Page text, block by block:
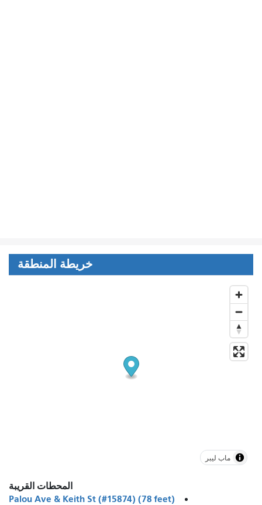
خريطة المنطقة
ماب ليبر
المحطات القريبة
Palou Ave & Keith St (#15874) (78 feet)